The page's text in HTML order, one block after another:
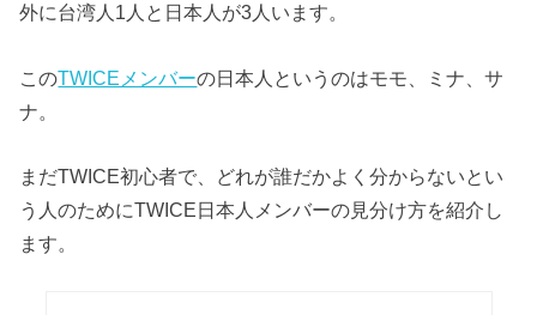
外に台湾人1人と日本人が3人います。
このTWICEメンバーの日本人というのはモモ、ミナ、サ
ナ。
まだTWICE初心者で、どれが誰だかよく分からないとい
う人のためにTWICE日本人メンバーの見分け方を紹介し
ます。